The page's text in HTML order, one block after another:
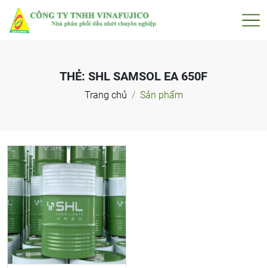
THẺ: SHL SAMSOL EA 650F
Trang chủ Sản phẩm